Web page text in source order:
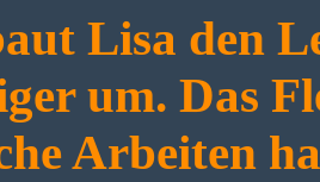
Lisa den
um. Das
Arbeiten